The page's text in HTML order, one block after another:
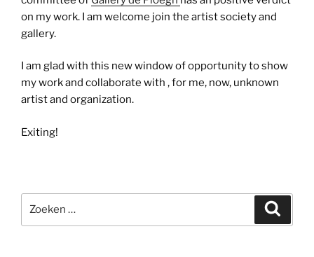
on my work. I am welcome join the artist society and
gallery.
I am glad with this new window of opportunity to show
my work and collaborate with , for me, now, unknown
artist and organization.
Exiting!
naar: